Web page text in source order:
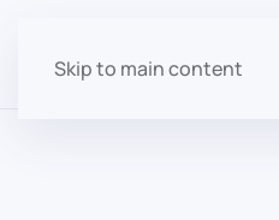
Skip to main content